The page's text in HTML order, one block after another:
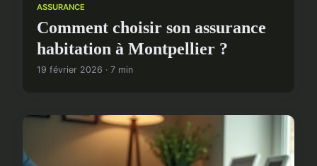
ASSURANCE
Comment choisir son assurance
habitation à Montpellier ?
19 février 2026 · 7 min